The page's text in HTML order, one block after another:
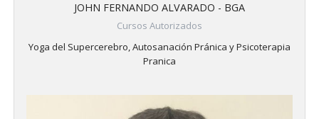
JOHN FERNANDO ALVARADO - BGA
Cursos Autorizados
Yoga del Supercerebro, Autosanación Pránica y Psicoterapia
Pranica